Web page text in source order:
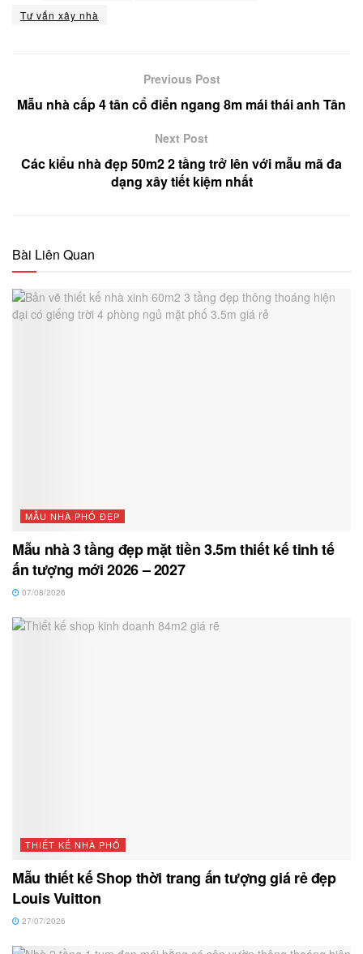
Tư vấn xây nhà
Previous Post
Mẫu nhà cấp 4 tân cổ điển ngang 8m mái thái anh Tân
Next Post
Các kiểu nhà đẹp 50m2 2 tầng trở lên với mẫu mã đa
dạng xây tiết kiệm nhất
Bài Liên Quan
MẪU NHÀ PHỐ ĐẸP
Mẫu nhà 3 tầng đẹp mặt tiền 3.5m thiết kế tinh tế
ấn tượng mới 2026 – 2027
07/08/2026
THIẾT KẾ NHÀ PHỐ
Mẫu thiết kế Shop thời trang ấn tượng giá rẻ đẹp
Louis Vuitton
27/07/2026